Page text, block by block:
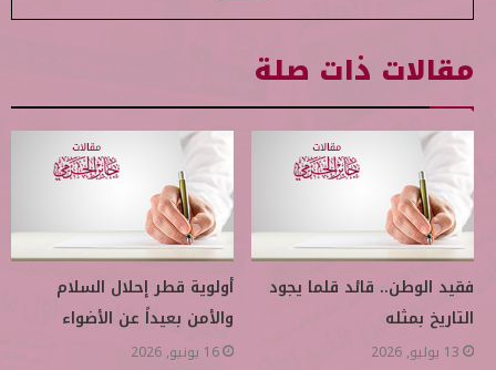
مقالات ذات صلة
فقيد الوطن.. قائد قلما يجود
التاريخ بمثله
13 يوليو, 2026
أولوية قطر إحلال السلام
والأمن بعيداً عن الأضواء
16 يونيو, 2026